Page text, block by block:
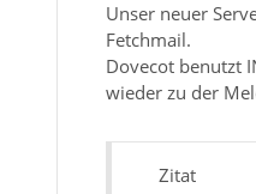
Unser neuer
Fetchmail.
Dovecot benutzt
wieder zu der
Zitat